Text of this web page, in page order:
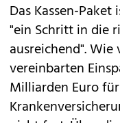
Das Kassen-
"ein Schritt in die
ausreichend".
vereinbarten
Milliarden Euro